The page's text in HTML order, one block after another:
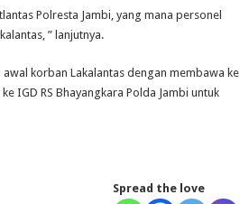
Polresta Jambi, yang mana personel
” lanjutnya.
korban Lakalantas dengan membawa ke
IGD RS Bhayangkara Polda Jambi untuk
Spread the love